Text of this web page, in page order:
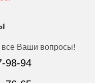
Ваши вопросы!
98-94